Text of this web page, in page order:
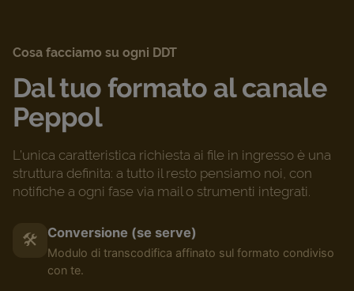
Cosa facciamo su ogni DDT
Dal tuo formato al canale
Peppol
L’unica caratteristica richiesta ai file in ingresso è una
struttura definita: a tutto il resto pensiamo noi, con
notifiche a ogni fase via mail o strumenti integrati.
🛠️ Conversione (se serve)
Modulo di transcodifica affinato sul formato condiviso
con te.